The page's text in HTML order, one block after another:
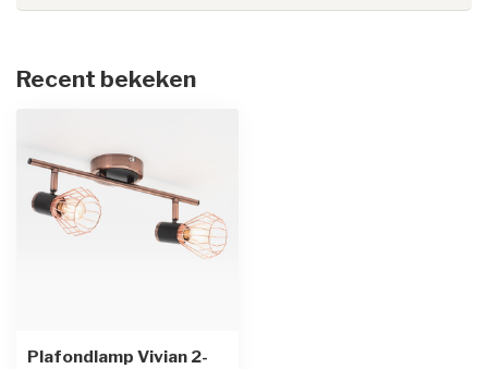
Recent bekeken
Plafondlamp Vivian 2-